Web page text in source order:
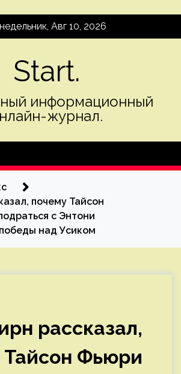
Авг 10, 2026
Start.
информационный
журнал.
почему Тайсон
с Энтони
над Усиком
рассказал,
Тайсон Фьюри